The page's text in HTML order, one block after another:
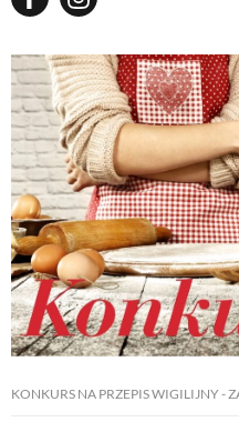
KONKURS NA PRZEPIS WIGILIJNY -